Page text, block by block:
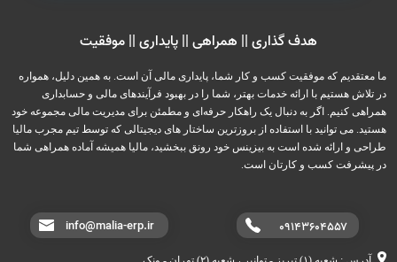
هدف گذاری || همراهی || پایداری || موفقیت
ما معتقدیم که موفقیت کسب و کار شما، پایداری مالی آن است. به همین دلیل، همواره
در تلاش هستیم با ارائه خدمات بهتر، شما را در بهبود فرآیندهای مالی و حسابداری
همراهی کنیم. اگر به دنبال یک راهکار حرفه‌ای و مطمئن برای مدیریت مالی مجموعه خود
هستید. می توانید با استفاده از بروزترین ساختار های دیجیتالی که توسط تیم مجرب مالیا
طراحی و ارائه شده است به بیزینس خود رونق ببخشید، مالیا همیشه آماده همراهی شما
در پیشرفت کسب و کارتان است.
۰۹۱۴۳۶۰۴۵۵۷ info@malia-erp.ir